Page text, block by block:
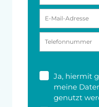
Ja, hiermit
meine
genutzt